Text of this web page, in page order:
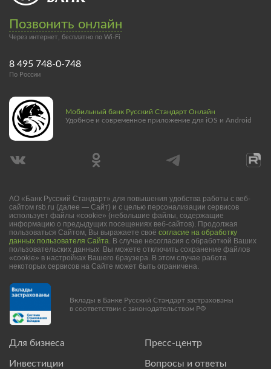
Позвонить онлайн
Через интернет, бесплатно по Wi-Fi
8 495 748-0-748
По России
Для бизнеса
Инвестиции
Пресс-центр
Вопросы и ответы
Мобильный банк Русский Стандарт Онлайн
Удобное и современное приложение для iOS и Android
АО «Банк Русский Стандарт» для повышения удобства работы с веб-
сайтом rsb.ru (далее — Сайт) и с целью персонализации сервисов
использует файлы «cookie» (небольшие файлы, содержащие
информацию о предыдущих посещениях веб-сайтов). Продолжая
пользоваться Сайтом, Вы выражаете своё согласие на обработку
данных пользователя Сайта. В случае несогласия с обработкой Ваших
пользовательских данных Вы можете отключить сохранение файлов
«cookie» в настройках Вашего браузера. В этом случае работа
некоторых сервисов на Сайте может быть ограничена.
Вклады в Банке Русский Стандарт застрахованы
в соответствии с законодательством РФ